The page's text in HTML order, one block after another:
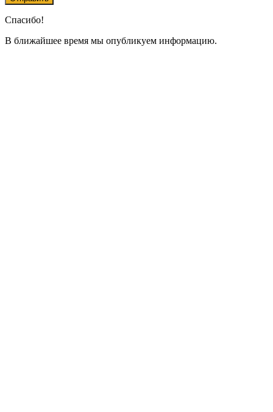
Спасибо!
В ближайшее время мы опубликуем информацию.